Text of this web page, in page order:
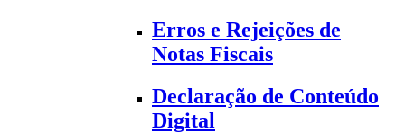
Erros e Rejeições de
Notas Fiscais
Declaração de Conteúdo
Digital